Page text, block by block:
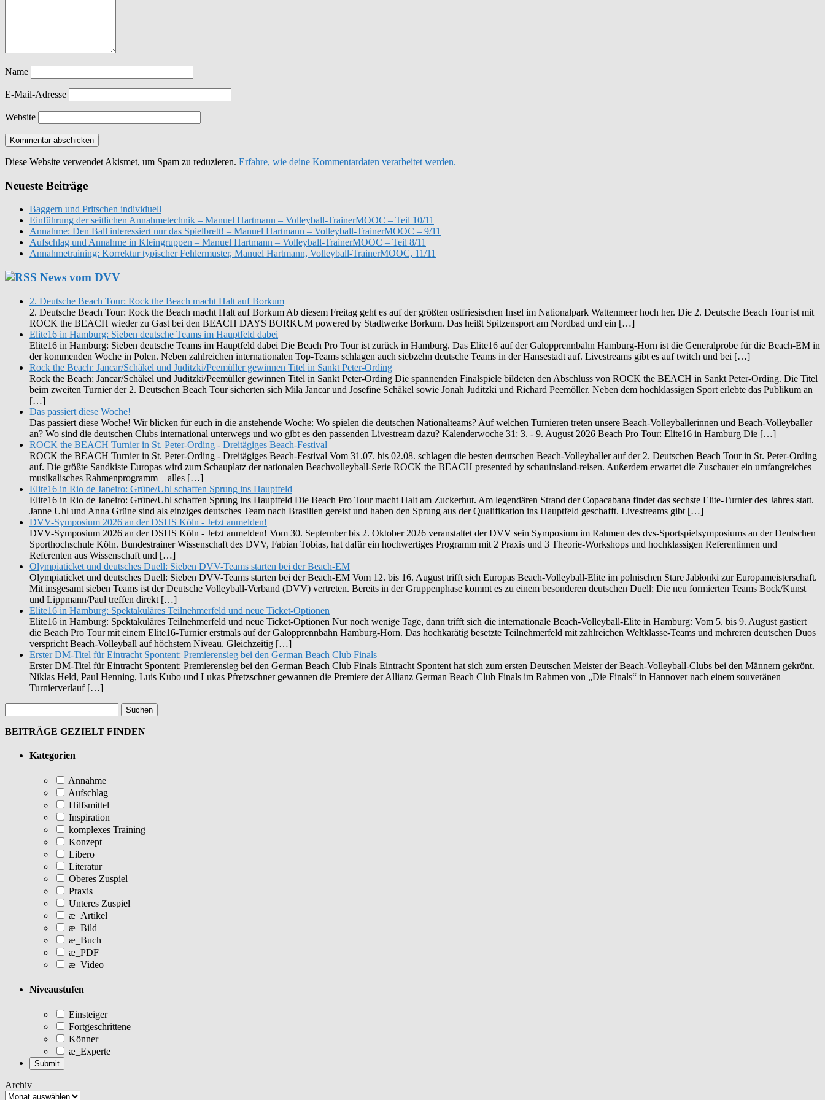
Name
E-Mail-Adresse
Website
Diese Website verwendet Akismet, um Spam zu reduzieren. Erfahre, wie deine Kommentardaten verarbeitet werden.
Neueste Beiträge
Baggern und Pritschen individuell
Einführung der seitlichen Annahmetechnik – Manuel Hartmann – Volleyball-TrainerMOOC – Teil 10/11
Annahme: Den Ball interessiert nur das Spielbrett! – Manuel Hartmann – Volleyball-TrainerMOOC – 9/11
Aufschlag und Annahme in Kleingruppen – Manuel Hartmann – Volleyball-TrainerMOOC – Teil 8/11
Annahmetraining: Korrektur typischer Fehlermuster, Manuel Hartmann, Volleyball-TrainerMOOC, 11/11
News vom DVV
2. Deutsche Beach Tour: Rock the Beach macht Halt auf Borkum
2. Deutsche Beach Tour: Rock the Beach macht Halt auf Borkum Ab diesem Freitag geht es auf der größten ostfriesischen Insel im Nationalpark Wattenmeer hoch her. Die 2. Deutsche Beach Tour ist mit
ROCK the BEACH wieder zu Gast bei den BEACH DAYS BORKUM powered by Stadtwerke Borkum. Das heißt Spitzensport am Nordbad und ein […]
Elite16 in Hamburg: Sieben deutsche Teams im Hauptfeld dabei
Elite16 in Hamburg: Sieben deutsche Teams im Hauptfeld dabei Die Beach Pro Tour ist zurück in Hamburg. Das Elite16 auf der Galopprennbahn Hamburg-Horn ist die Generalprobe für die Beach-EM in
der kommenden Woche in Polen. Neben zahlreichen internationalen Top-Teams schlagen auch siebzehn deutsche Teams in der Hansestadt auf. Livestreams gibt es auf twitch und bei […]
Rock the Beach: Jancar/Schäkel und Juditzki/Peemüller gewinnen Titel in Sankt Peter-Ording
Rock the Beach: Jancar/Schäkel und Juditzki/Peemüller gewinnen Titel in Sankt Peter-Ording Die spannenden Finalspiele bildeten den Abschluss von ROCK the BEACH in Sankt Peter-Ording. Die Titel
beim zweiten Turnier der 2. Deutschen Beach Tour sicherten sich Mila Jancar und Josefine Schäkel sowie Jonah Juditzki und Richard Peemöller. Neben dem hochklassigen Sport erlebte das Publikum an
[…]
Das passiert diese Woche!
Das passiert diese Woche! Wir blicken für euch in die anstehende Woche: Wo spielen die deutschen Nationalteams? Auf welchen Turnieren treten unsere Beach-Volleyballerinnen und Beach-Volleyballer
an? Wo sind die deutschen Clubs international unterwegs und wo gibt es den passenden Livestream dazu? Kalenderwoche 31: 3. - 9. August 2026 Beach Pro Tour: Elite16 in Hamburg Die […]
ROCK the BEACH Turnier in St. Peter-Ording - Dreitägiges Beach-Festival
ROCK the BEACH Turnier in St. Peter-Ording - Dreitägiges Beach-Festival Vom 31.07. bis 02.08. schlagen die besten deutschen Beach-Volleyballer auf der 2. Deutschen Beach Tour in St. Peter-Ording
auf. Die größte Sandkiste Europas wird zum Schauplatz der nationalen Beachvolleyball-Serie ROCK the BEACH presented by schauinsland-reisen. Außerdem erwartet die Zuschauer ein umfangreiches
musikalisches Rahmenprogramm – alles […]
Elite16 in Rio de Janeiro: Grüne/Uhl schaffen Sprung ins Hauptfeld
Elite16 in Rio de Janeiro: Grüne/Uhl schaffen Sprung ins Hauptfeld Die Beach Pro Tour macht Halt am Zuckerhut. Am legendären Strand der Copacabana findet das sechste Elite-Turnier des Jahres statt.
Janne Uhl und Anna Grüne sind als einziges deutsches Team nach Brasilien gereist und haben den Sprung aus der Qualifikation ins Hauptfeld geschafft. Livestreams gibt […]
DVV-Symposium 2026 an der DSHS Köln - Jetzt anmelden!
DVV-Symposium 2026 an der DSHS Köln - Jetzt anmelden! Vom 30. September bis 2. Oktober 2026 veranstaltet der DVV sein Symposium im Rahmen des dvs-Sportspielsymposiums an der Deutschen
Sporthochschule Köln. Bundestrainer Wissenschaft des DVV, Fabian Tobias, hat dafür ein hochwertiges Programm mit 2 Praxis und 3 Theorie-Workshops und hochklassigen Referentinnen und
Referenten aus Wissenschaft und […]
Olympiaticket und deutsches Duell: Sieben DVV-Teams starten bei der Beach-EM
Olympiaticket und deutsches Duell: Sieben DVV-Teams starten bei der Beach-EM Vom 12. bis 16. August trifft sich Europas Beach-Volleyball-Elite im polnischen Stare Jabłonki zur Europameisterschaft.
Mit insgesamt sieben Teams ist der Deutsche Volleyball-Verband (DVV) vertreten. Bereits in der Gruppenphase kommt es zu einem besonderen deutschen Duell: Die neu formierten Teams Bock/Kunst
und Lippmann/Paul treffen direkt […]
Elite16 in Hamburg: Spektakuläres Teilnehmerfeld und neue Ticket-Optionen
Elite16 in Hamburg: Spektakuläres Teilnehmerfeld und neue Ticket-Optionen Nur noch wenige Tage, dann trifft sich die internationale Beach-Volleyball-Elite in Hamburg: Vom 5. bis 9. August gastiert
die Beach Pro Tour mit einem Elite16-Turnier erstmals auf der Galopprennbahn Hamburg-Horn. Das hochkarätig besetzte Teilnehmerfeld mit zahlreichen Weltklasse-Teams und mehreren deutschen Duos
verspricht Beach-Volleyball auf höchstem Niveau. Gleichzeitig […]
Erster DM-Titel für Eintracht Spontent: Premierensieg bei den German Beach Club Finals
Erster DM-Titel für Eintracht Spontent: Premierensieg bei den German Beach Club Finals Eintracht Spontent hat sich zum ersten Deutschen Meister der Beach-Volleyball-Clubs bei den Männern gekrönt.
Niklas Held, Paul Henning, Luis Kubo und Lukas Pfretzschner gewannen die Premiere der Allianz German Beach Club Finals im Rahmen von „Die Finals“ in Hannover nach einem souveränen
Turnierverlauf […]
BEITRÄGE GEZIELT FINDEN
Kategorien
Annahme
Aufschlag
Hilfsmittel
Inspiration
komplexes Training
Konzept
Libero
Literatur
Oberes Zuspiel
Praxis
Unteres Zuspiel
æ_Artikel
æ_Bild
æ_Buch
æ_PDF
æ_Video
Niveaustufen
Einsteiger
Fortgeschrittene
Könner
æ_Experte
Archiv